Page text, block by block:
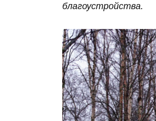
благоустройства.